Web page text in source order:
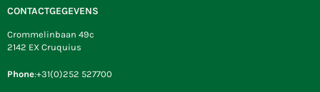
CONTACTGEGEVENS
Crommelinbaan 49c
2142 EX Cruquius
Phone:+31(0)252 527700